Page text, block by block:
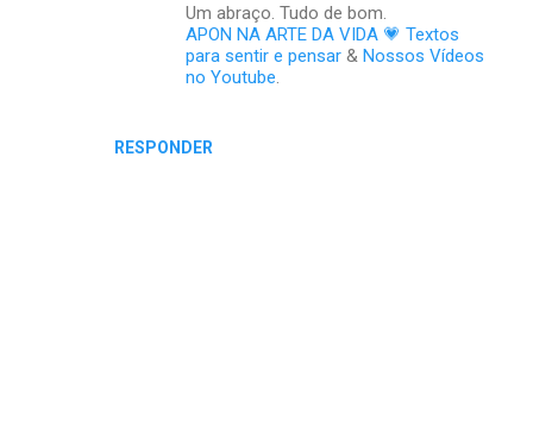
RESPONDER
Um abraço. Tudo de bom.
APON NA ARTE DA VIDA 💗 Textos
para sentir e pensar & Nossos Vídeos
no Youtube